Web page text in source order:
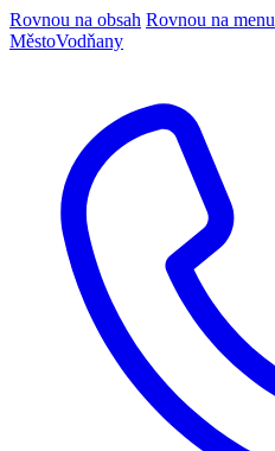
Rovnou na obsah Rovnou na menu
MěstoVodňany